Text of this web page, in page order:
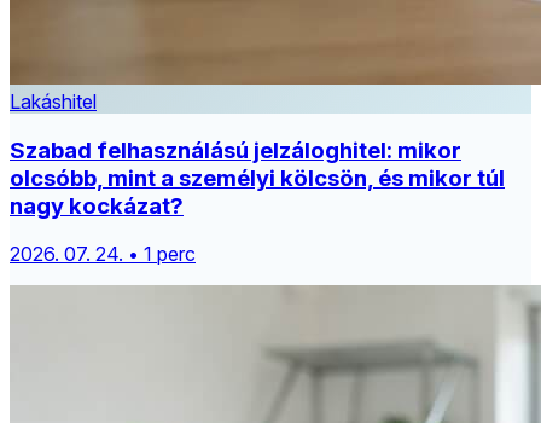
Lakáshitel
Szabad felhasználású jelzáloghitel: mikor
olcsóbb, mint a személyi kölcsön, és mikor túl
nagy kockázat?
2026. 07. 24. • 1 perc